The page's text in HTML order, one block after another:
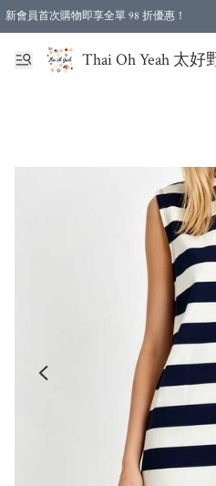
新會員首次購物即享全單 98 折優惠！
特選會員可享全單低至 96 折優惠！
Thai Oh Yeah 太好